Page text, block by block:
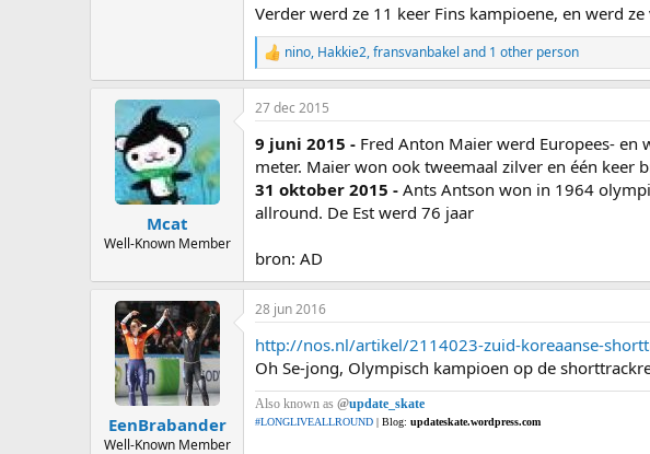
Verder werd ze 11 keer Fins kampioene, en werd
R
e
a
c
i
o
n
s
:
nino, Hakkie2,fransvanbakel and 1 other person
Mcat
Well-Known Member
27 dec 2015
9 juni 2015 - Fred Anton Maier werd Europees-
meter. Maier won ook tweemaal zilver en één keer
31 oktober 2015 - Ants Antson won in 1964
allround. De Est werd 76 jaar
bron: AD
EenBrabander
Well-Known Member
28 jun 2016
http://nos.nl/artikel/2114023-zuid-koreaanse-
Oh Se-jong, Olympisch kampioen op de
Also known as @update_skate
#LONGLIVEALLROUND | Blog: updateskate.wordpress.com